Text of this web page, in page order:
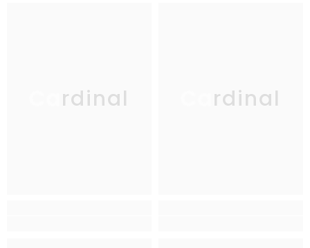
Cardinal Cardinal